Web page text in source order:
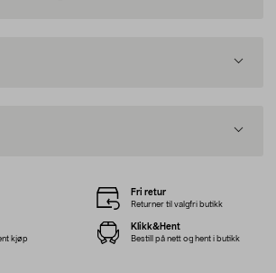
Fri retur
Returner til valgfri butikk
kjøp
Klikk&Hent
Bestill på nett og hent i butikk